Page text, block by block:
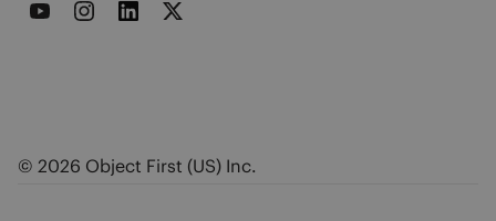
© 2026 Object First (US) Inc.